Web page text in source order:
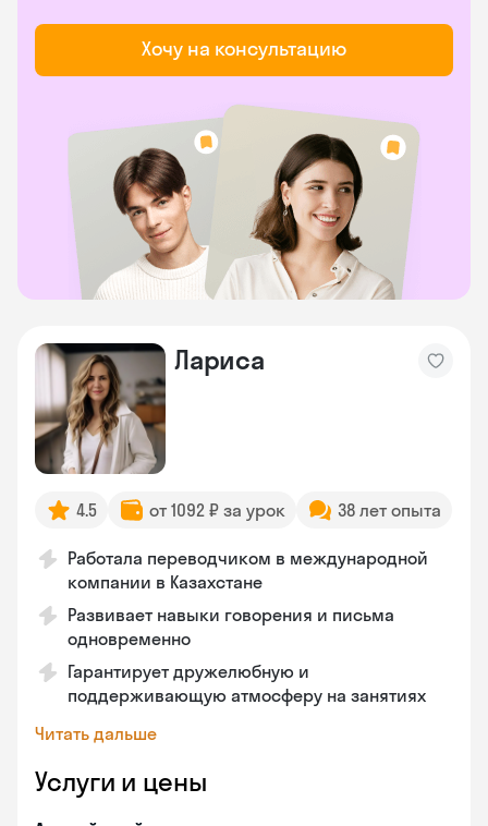
Хочу на консультацию
Лариса
4.5 от 1092 ₽ за урок 38 лет опыта
Работала переводчиком в международной
компании в Казахстане
Развивает навыки говорения и письма
одновременно
Гарантирует дружелюбную и
поддерживающую атмосферу на занятиях
Читать дальше
Услуги и цены